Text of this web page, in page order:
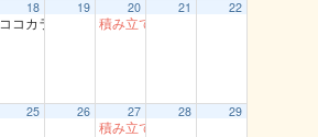
18
ココカラ運動教室（龍鳳閣）
19 20
積み立て貯筋運動（とまり）
21 22
25 26 27
積み立て貯筋運動（とまり）
28 29